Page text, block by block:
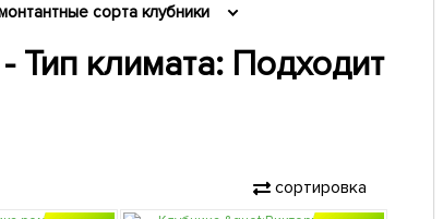
сорта клубники
Тип климата: Подходит
сортировка